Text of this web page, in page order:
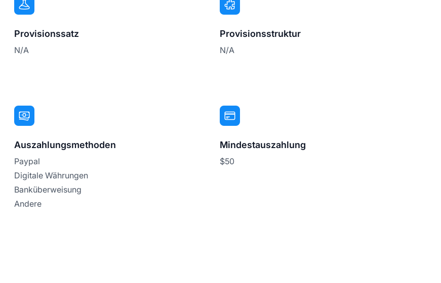
Provisionssatz
N/A
Provisionsstruktur
N/A
Auszahlungsmethoden
Paypal
Digitale Währungen
Banküberweisung
Andere
Mindestauszahlung
$50